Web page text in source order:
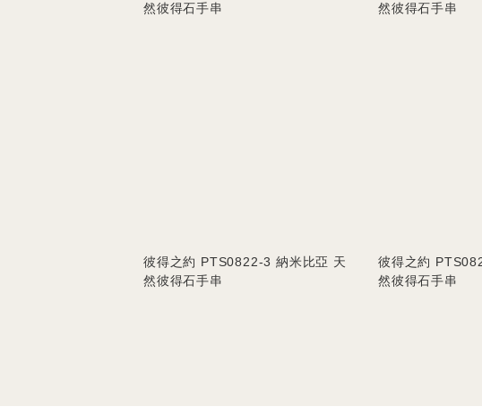
然彼得石手串
然彼得石手串
彼得之約 PTS0822-3 納米比亞 天
然彼得石手串
彼得之約
然彼得石手串